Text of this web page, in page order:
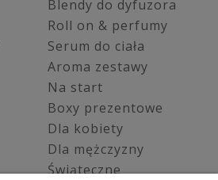
Blendy do dyfuzora
Roll on & perfumy
Serum do ciała
Aroma zestawy
Na start
Boxy prezentowe
Dla kobiety
Dla mężczyzny
Świąteczne